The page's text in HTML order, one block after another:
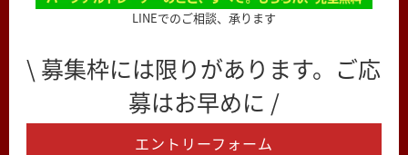
LINEでのご相談、承ります
\ 募集枠には限りがあります。ご応
募はお早めに /
エントリーフォーム